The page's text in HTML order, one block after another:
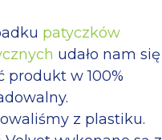
patyczków
udało nam się
produkt w 100%
z plastiku.